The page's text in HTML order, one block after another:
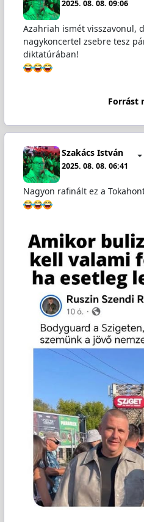
2025. 08. 08. 09:06
Azahriah ismét visszavonul,
nagykoncertel zsebre tesz
diktatúrában!
Forrást
Szakács István
2025. 08. 08. 06:41
Nagyon rafinált ez a